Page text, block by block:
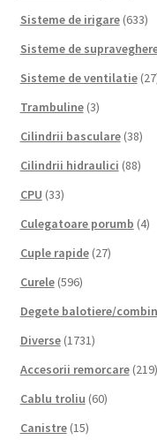
Sisteme de irigare (633)
Sisteme de
Sisteme de ventilatie
Trambuline (3)
Cilindrii basculare (38)
Cilindrii hidraulici (88)
CPU (33)
Culegatoare porumb (4)
Cuple rapide (27)
Curele (596)
Degete balotiere/
Diverse (1731)
Accesorii remorcare (219)
Cablu troliu (60)
Canistre (15)